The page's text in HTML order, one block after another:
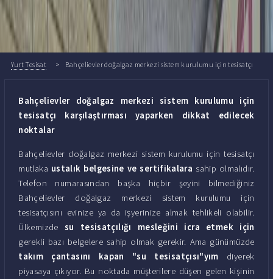
Yurt Tesisat Bahçelievler doğalgaz merkezi sistem kurulumu için tesisatçı
Bahçelievler doğalgaz merkezi sistem kurulumu için
tesisatçı karşılaştırması yaparken dikkat edilecek
noktalar
Bahçelievler doğalgaz merkezi sistem kurulumu için tesisatçı
mutlaka ustalık belgesine ve sertifikalara sahip olmalıdır.
Telefon numarasından başka hiçbir şeyini bilmediğiniz
Bahçelievler doğalgaz merkezi sistem kurulumu için
tesisatçısını evinize ya da işyerinize almak tehlikeli olabilir.
Ülkemizde su tesisatçılığı mesleğini icra etmek için
gerekli bazı belgelere sahip olmak gerekir. Ama günümüzde
takım çantasını kapan "su tesisatçısı"yım diyerek
piyasaya çıkıyor. Bu noktada müşterilere düşen gelen kişinin